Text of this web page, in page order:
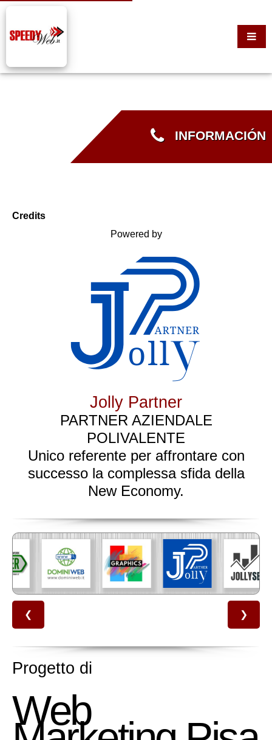
INFORMACIÓN
Credits
Powered by
Jolly Partner
PARTNER AZIENDALE
POLIVALENTE
Unico referente per affrontare con
successo la complessa sfida della
New Economy.
❮ ❯
Progetto di
Web